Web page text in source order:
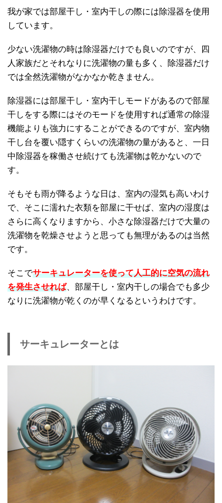
我が家では部屋干し・室内干しの際には除湿器を使用
しています。
少ない洗濯物の時は除湿器だけでも良いのですが、四
人家族だとそれなりに洗濯物の量も多く、除湿器だけ
では全然洗濯物がなかなか乾きません。
除湿器には部屋干し・室内干しモードがあるので部屋
干しをする際にはそのモードを使用すれば通常の除湿
機能よりも強力にすることができるのですが、室内物
干し台を覆い隠すくらいの洗濯物の量があると、一日
中除湿器を稼働させ続けても洗濯物は乾かないので
す。
そもそも雨が降るような日は、室内の湿気も高いわけ
で、そこに濡れた衣類を部屋に干せば、室内の湿度は
さらに高くなりますから、小さな除湿器だけで大量の
洗濯物を乾燥させようと思っても無理があるのは当然
です。
そこでサーキュレーターを使って人工的に空気の流れ
を発生させれば、部屋干し・室内干しの場合でも多少
なりに洗濯物が乾くのが早くなるというわけです。
サーキュレーターとは